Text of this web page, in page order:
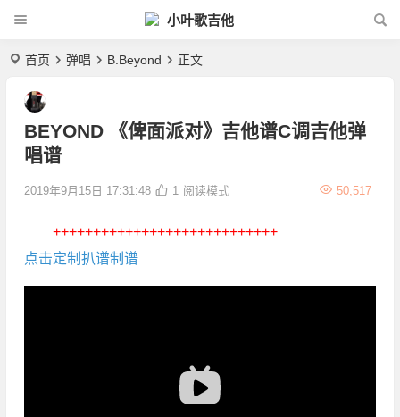
小叶歌吉他
首页 弹唱 B.Beyond 正文
BEYOND 《俾面派对》吉他谱C调吉他弹
唱谱
2019年9月15日 17:31:48 50,517
1 阅读模式
++++++++++++++++++++++++++++
点击定制扒谱制谱